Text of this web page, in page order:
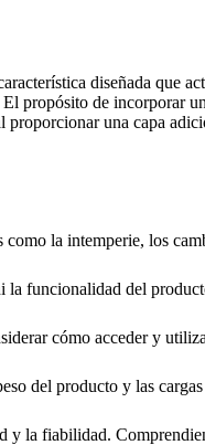
diseñada que
propósito de incorporar
proporcionar una capa
como la intemperie, los
la funcionalidad del
cómo acceder y
del producto y las
y la fiabilidad.